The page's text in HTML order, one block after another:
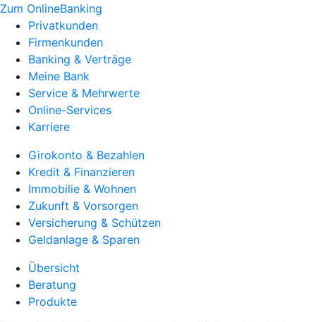
Zum OnlineBanking
Privatkunden
Firmenkunden
Banking & Verträge
Meine Bank
Service & Mehrwerte
Online-Services
Karriere
Girokonto & Bezahlen
Kredit & Finanzieren
Immobilie & Wohnen
Zukunft & Vorsorgen
Versicherung & Schützen
Geldanlage & Sparen
Übersicht
Beratung
Produkte